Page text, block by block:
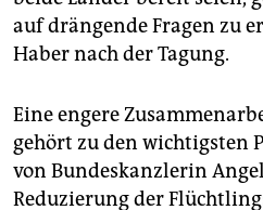
auf drängende Fragen zu
Haber nach der Tagung.
Eine engere
gehört zu den wichtigsten
von Bundeskanzlerin
Reduzierung der